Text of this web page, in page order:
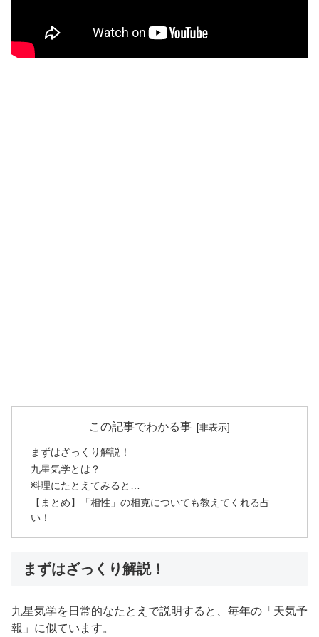
この記事でわかる事
まずはざっくり解説！
九星気学とは？
料理にたとえてみると…
【まとめ】「相性」の相克についても教えてくれる占
い！
まずはざっくり解説！
九星気学を日常的なたとえで説明すると、毎年の「天気予
報」に似ています。